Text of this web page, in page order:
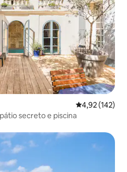
4,92 de uma
4,92 (142)
secreto e piscina